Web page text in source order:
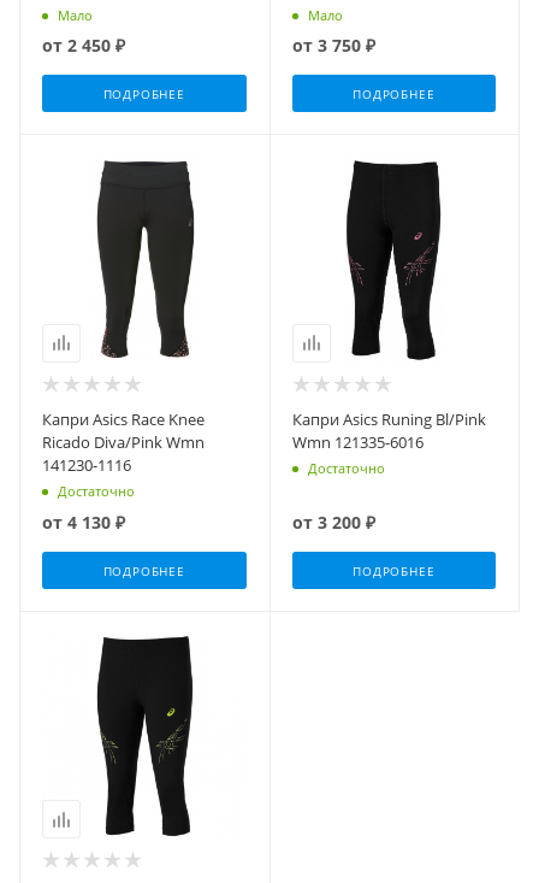
Мало
от 2 450 ₽
ПОДРОБНЕЕ
Мало
от 3 750 ₽
ПОДРОБНЕЕ
Капри Asics Race Knee
Ricado Diva/Pink Wmn
141230-1116
Достаточно
от 4 130 ₽
ПОДРОБНЕЕ
Капри Asics Runing Bl/Pink
Wmn 121335-6016
Достаточно
от 3 200 ₽
ПОДРОБНЕЕ